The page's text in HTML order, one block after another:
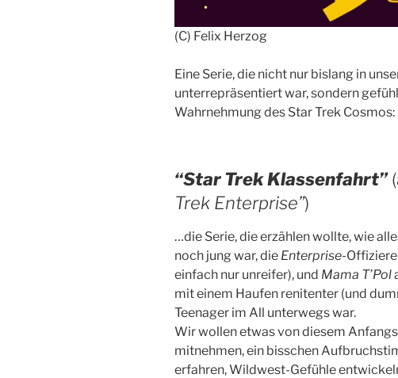
(C) Felix Herzog
Eine Serie, die nicht nur bislang in
unterrepräsentiert war, sondern
Wahrnehmung des Star Trek Cosmos:
“Star Trek Klassenfahrt”
Trek Enterprise”)
…die Serie, die erzählen wollte, wie
noch jung war, die Enterprise-
einfach nur unreifer), und Mama T’Pol
mit einem Haufen renitenter (und
Teenager im All unterwegs war.
Wir wollen etwas von diesem
mitnehmen, ein bisschen
erfahren, Wildwest-Gefühle